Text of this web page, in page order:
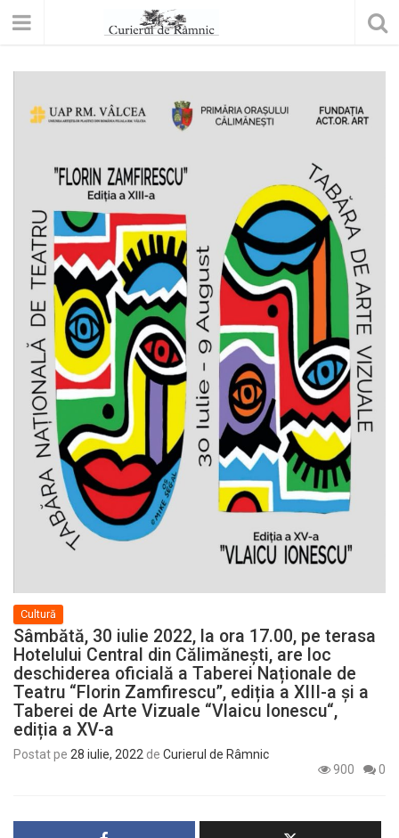
Cultură
Sâmbătă, 30 iulie 2022, la ora 17.00, pe terasa
Hotelului Central din Călimănești, are loc
deschiderea oficială a Taberei Naționale de
Teatru “Florin Zamfirescu”, ediția a XIII-a și a
Taberei de Arte Vizuale “Vlaicu Ionescu“,
ediția a XV-a
Postat pe 28 iulie, 2022 de Curierul de Râmnic
900
0